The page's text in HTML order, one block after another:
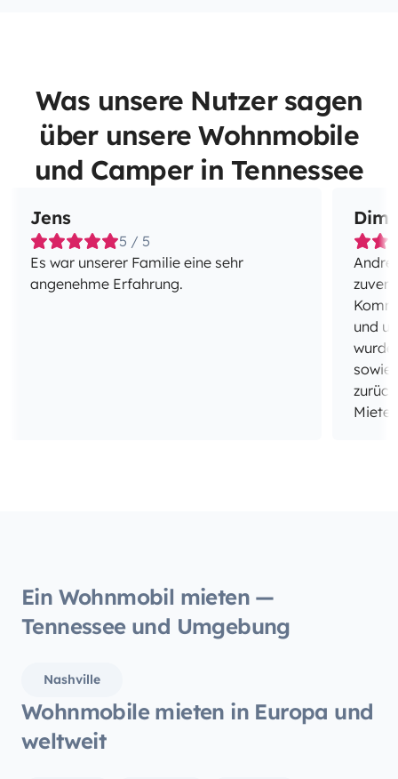
Was unsere Nutzer sagen
über unsere Wohnmobile
und Camper in Tennessee
Jens
5 / 5
Es war unserer Familie eine sehr
angenehme Erfahrung.
und
wurde
sowie
Ein Wohnmobil mieten —
Tennessee und Umgebung
Nashville
Wohnmobile mieten in Europa und
weltweit